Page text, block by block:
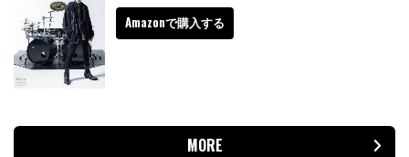
Amazonで購入する
MORE